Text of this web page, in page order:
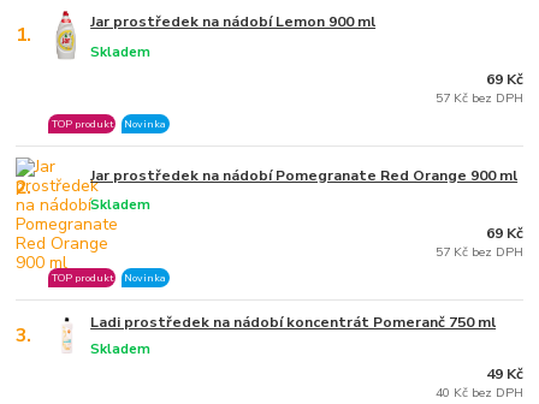
1. Jar prostředek na nádobí Lemon 900 ml
Skladem
TOP produkt Novinka
69 Kč
57 Kč bez DPH
2. Jar prostředek na nádobí Pomegranate Red Orange 900 ml
Skladem
TOP produkt Novinka
69 Kč
57 Kč bez DPH
3. Ladi prostředek na nádobí koncentrát Pomeranč 750 ml
Skladem
49 Kč
40 Kč bez DPH